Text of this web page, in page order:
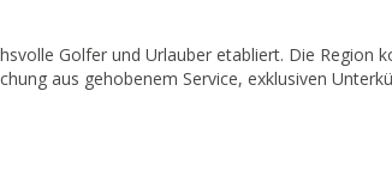
Golfer und Urlauber etabliert. Die Region
aus gehobenem Service, exklusiven